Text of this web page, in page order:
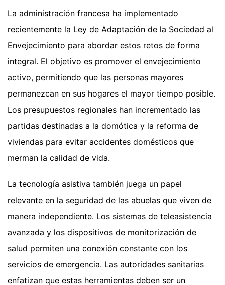
La administración francesa ha implementado
recientemente la Ley de Adaptación de la Sociedad al
Envejecimiento para abordar estos retos de forma
integral. El objetivo es promover el envejecimiento
activo, permitiendo que las personas mayores
permanezcan en sus hogares el mayor tiempo posible.
Los presupuestos regionales han incrementado las
partidas destinadas a la domótica y la reforma de
viviendas para evitar accidentes domésticos que
merman la calidad de vida.
La tecnología asistiva también juega un papel
relevante en la seguridad de las abuelas que viven de
manera independiente. Los sistemas de teleasistencia
avanzada y los dispositivos de monitorización de
salud permiten una conexión constante con los
servicios de emergencia. Las autoridades sanitarias
enfatizan que estas herramientas deben ser un